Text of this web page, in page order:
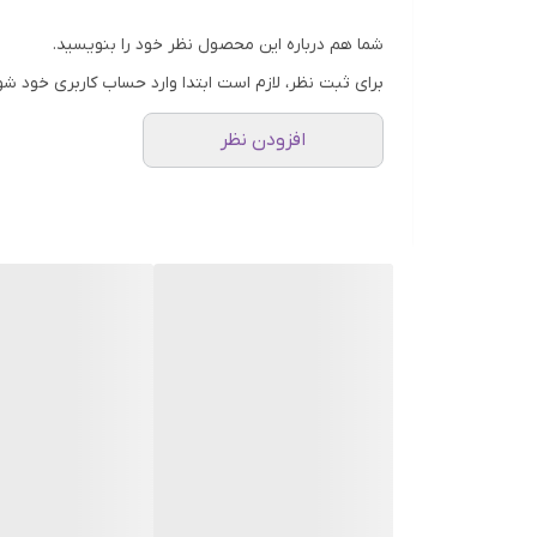
شما هم درباره این محصول نظر خود را بنویسید.
برای ثبت نظر، لازم است ابتدا وارد حساب کاربری خود
افزودن نظر